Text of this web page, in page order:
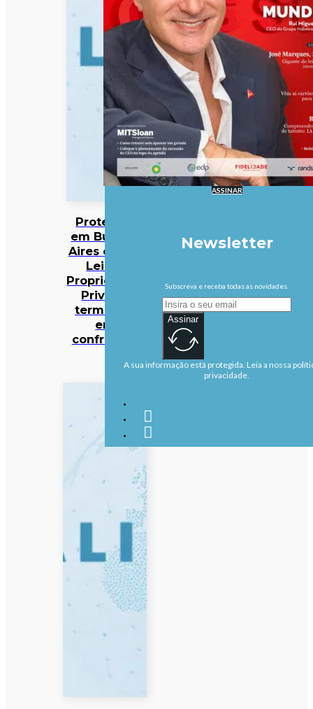
Protestos
em Buenos
Aires contra
Lei da
Propriedade
Privada
terminam
em
confrontos
ASSINAR
Newsletter
Subscreva e receba todas as novidades.
Assinar
A sua informação está protegida. Leia a nossa
privacidade.